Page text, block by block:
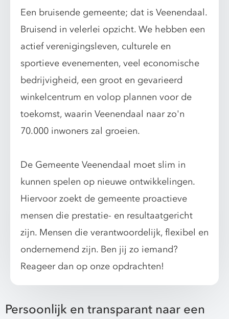
Een bruisende gemeente; dat is Veenendaal.
Bruisend in velerlei opzicht. We hebben een
actief verenigingsleven, culturele en
sportieve evenementen, veel economische
bedrijvigheid, een groot en gevarieerd
winkelcentrum en volop plannen voor de
toekomst, waarin Veenendaal naar zo'n
70.000 inwoners zal groeien.
De Gemeente Veenendaal moet slim in
kunnen spelen op nieuwe ontwikkelingen.
Hiervoor zoekt de gemeente proactieve
mensen die prestatie- en resultaatgericht
zijn. Mensen die verantwoordelijk, flexibel en
ondernemend zijn. Ben jij zo iemand?
Reageer dan op onze opdrachten!
Persoonlijk en transparant naar een